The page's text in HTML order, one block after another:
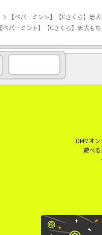
【ペパーミント】【Cさくら】忠
【ペパーミント】【Cさくら】忠犬も
DMMオ
遊べ